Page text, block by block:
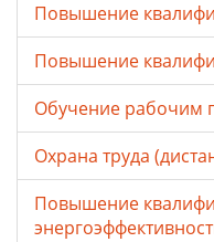
Повышение
Повышение
Обучение рабочим
Охрана труда
Повышение